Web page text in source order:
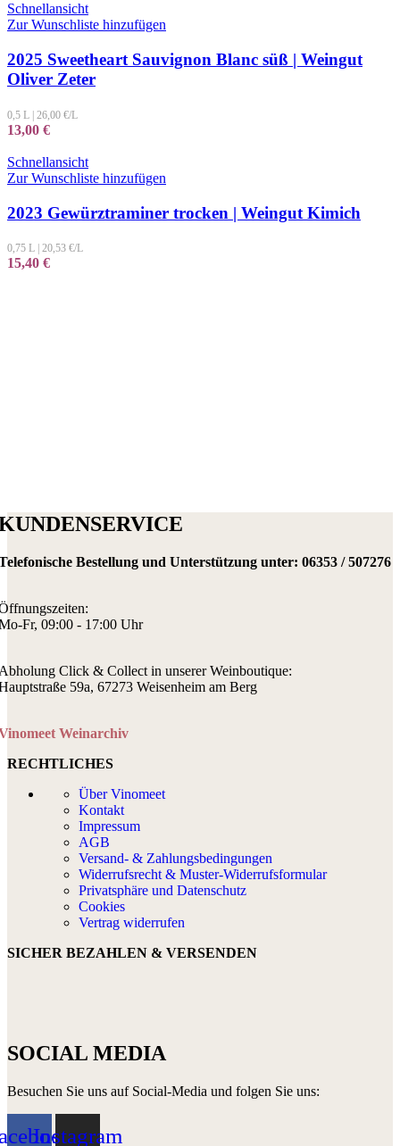
Schnellansicht
Zur Wunschliste hinzufügen
2025 Sweetheart Sauvignon Blanc süß | Weingut
Oliver Zeter
0,5 L | 26,00 €/L
13,00 €
Schnellansicht
Zur Wunschliste hinzufügen
2023 Gewürztraminer trocken | Weingut Kimich
0,75 L 20,53 €/L
15,40 €
Bestellung und Unterstützung unter: 06353 / 507276
Fr, 09:00 - 17:00 Uhr
Click & Collect in unserer Weinboutique:
59a, 67273 Weisenheim am Berg
Weinarchiv
RECHTLICHES
Über Vinomeet
Kontakt
Impressum
AGB
Versand- & Zahlungsbedingungen
Widerrufsrecht & Muster-Widerrufsformular
Privatsphäre und Datenschutz
Cookies
Vertrag widerrufen
SICHER BEZAHLEN & VERSENDEN
SOCIAL MEDIA
Besuchen Sie uns auf Social-Media und folgen Sie uns:
Instagram